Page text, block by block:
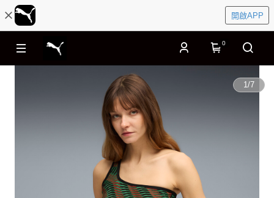
開啟APP
0
1/7